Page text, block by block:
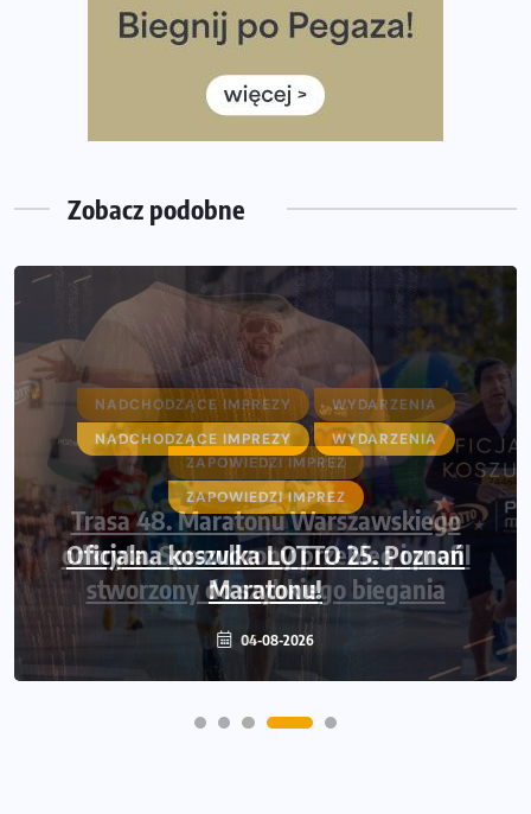
Już w ten weekend! Przed nami Nocny Portowy Maraton
i Półmaraton Szczeciński. Wszystko, co warto wiedzieć
European Marathon Classics – jak zweryfikować swój
Zobacz podobne
NADCHODZĄCE IMPREZY WYDARZENIA
ZAPOWIEDZI IMPREZ
Oficjalna koszulka LOTTO 25. Poznań
Maratonu!
04-08-2026